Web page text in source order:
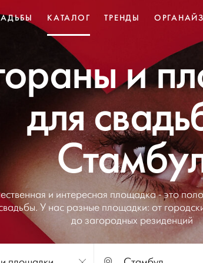
КАТАЛОГ ТРЕНДЫ
и
для
и интересная площадка - это
У нас разные площадки: от
до загородных резиденций